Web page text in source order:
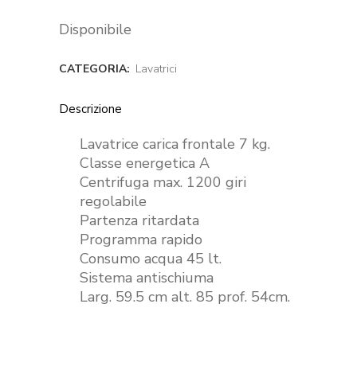
Disponibile
CATEGORIA: Lavatrici
Descrizione
Lavatrice carica frontale 7 kg.
Classe energetica A
Centrifuga max. 1200 giri
regolabile
Partenza ritardata
Programma rapido
Consumo acqua 45 lt.
Sistema antischiuma
Larg. 59.5 cm alt. 85 prof. 54cm.